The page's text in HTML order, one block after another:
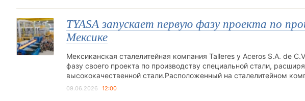
TYASA запускает первую фазу проекта по
Мексике
Мексиканская сталелитейная компания Talleres y Aceros S.A. de
фазу своего проекта по производству специальной стали,
высококачественной стали.Расположенный на сталелитейном
09.06.2026 12:00